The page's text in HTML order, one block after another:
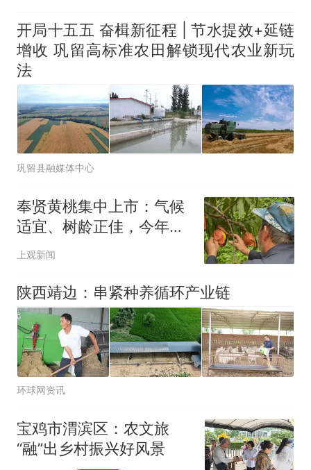
开局十五五 奋楫新征程 | 节水提效+延链
增收 巩留高标准农田解锁现代农业新玩
法
巩留县融媒体中心
奉贤黄桃集中上市：气候
适宜、树龄正佳，今年品
质更优
上观新闻
陕西靖边：串紧种养循环产业链
环球网资讯
宝鸡市渭滨区：农文旅
“融”出乡村振兴好风景